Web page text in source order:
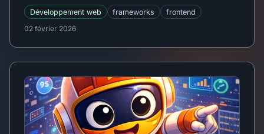
Développement web frameworks
frontend
02 février 2026